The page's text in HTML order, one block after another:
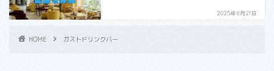
2025年6月21日
HOME ガストドリンクバー